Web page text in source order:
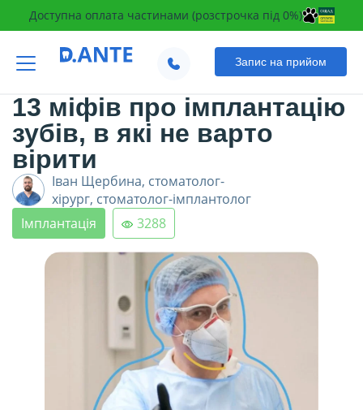
Доступна оплата частинами (розстрочка під 0%)
Запис на прийом
13 міфів про імплантацію
зубів, в які не варто
вірити
Іван Щербина, стоматолог-
хірург, стоматолог-імплантолог
Імплантація
3288